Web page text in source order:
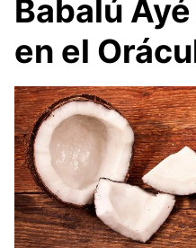
Babalú
en el